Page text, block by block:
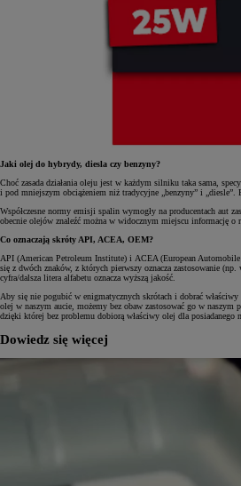
Jaki olej do hybrydy, diesla czy benzyny?
Choć zasada działania oleju jest w każdym silniku taka sama,
i pod mniejszym obciążeniem niż tradycyjne „benzyny” i
Współczesne normy emisji spalin wymogły na producentach aut
obecnie olejów znaleźć można w widocznym miejscu informację o
Co oznaczają skróty API, ACEA, OEM?
API (American Petroleum Institute) i ACEA (European
się z dwóch znaków, z których pierwszy oznacza zastosowanie
cyfra/dalsza litera alfabetu oznacza wyższą jakość.
Aby się nie pogubić w enigmatycznych skrótach i dobrać
olej w naszym aucie, możemy bez obaw zastosować go w
dzięki której bez problemu dobiorą właściwy olej dla
Dowiedz się więcej